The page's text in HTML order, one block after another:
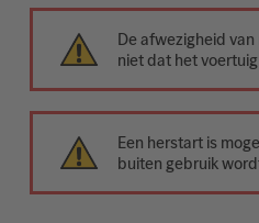
De afwezigheid
niet dat het
Een herstart is
buiten gebruik